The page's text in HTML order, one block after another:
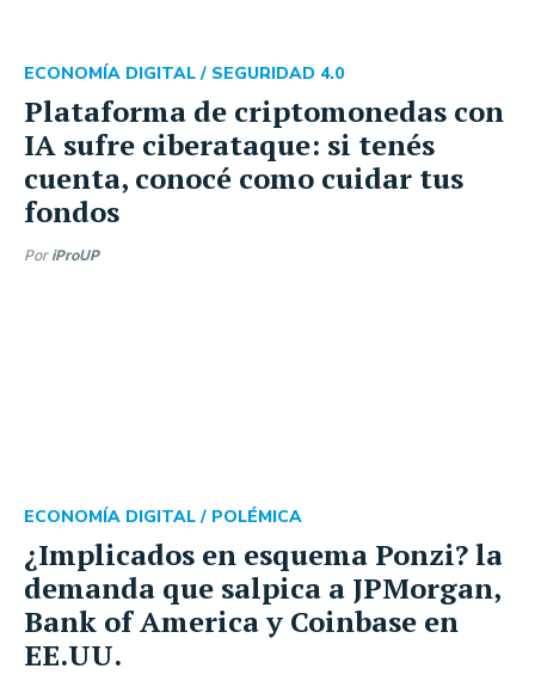
Plataforma de criptomonedas con
IA sufre ciberataque: si tenés
cuenta, conocé como cuidar tus
fondos
ECONOMÍA DIGITAL / SEGURIDAD 4.0
Por iProUP
¿Implicados en esquema Ponzi? la
demanda que salpica a JPMorgan,
Bank of America y Coinbase en
EE.UU.
ECONOMÍA DIGITAL / POLÉMICA